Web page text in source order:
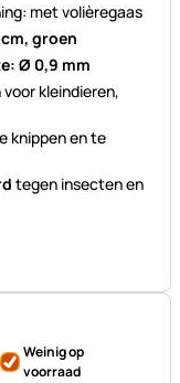
met volièregaas
groen
Ø 0,9 mm
kleindieren,
knippen en te
tegen insecten en
Weinig op
voorraad